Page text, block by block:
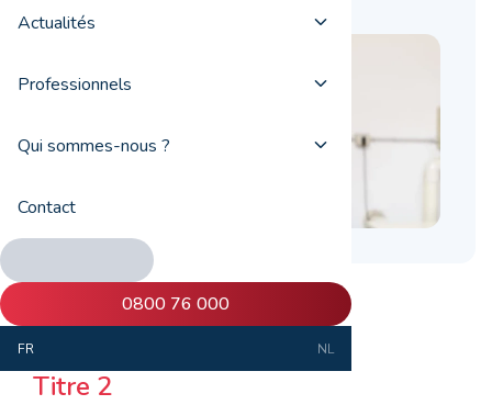
Actualités
Professionnels
Qui sommes-nous ?
Contact
0800 76 000
FR NL
Titre 2